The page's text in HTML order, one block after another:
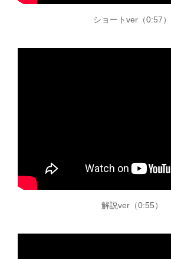
ショートver（0:57）
解説ver（0:55）